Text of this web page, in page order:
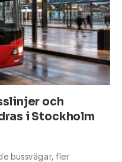
och
i Stockholm
bussvägar, fler